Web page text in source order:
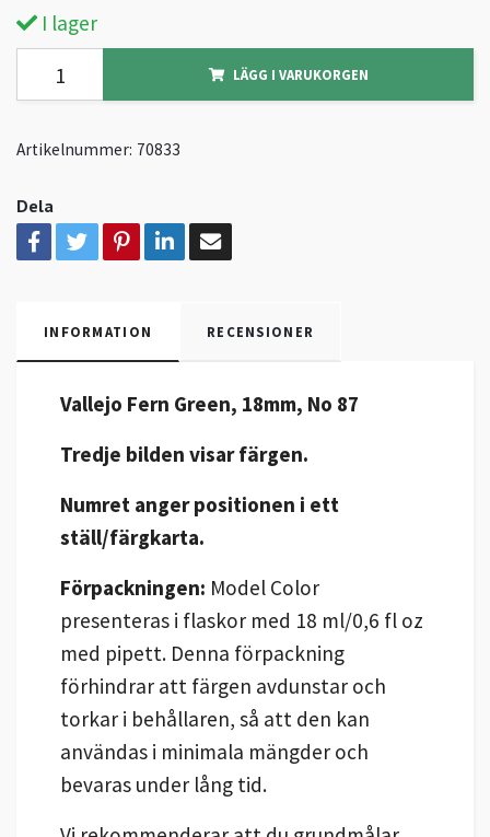
I lager
LÄGG I VARUKORGEN
Artikelnummer: 70833
Dela
INFORMATION RECENSIONER
Vallejo Fern Green, 18mm, No 87
Tredje bilden visar färgen.
Numret anger positionen i ett
ställ/färgkarta.
Förpackningen: Model Color
presenteras i flaskor med 18 ml/0,6 fl oz
med pipett. Denna förpackning
förhindrar att färgen avdunstar och
torkar i behållaren, så att den kan
användas i minimala mängder och
bevaras under lång tid.